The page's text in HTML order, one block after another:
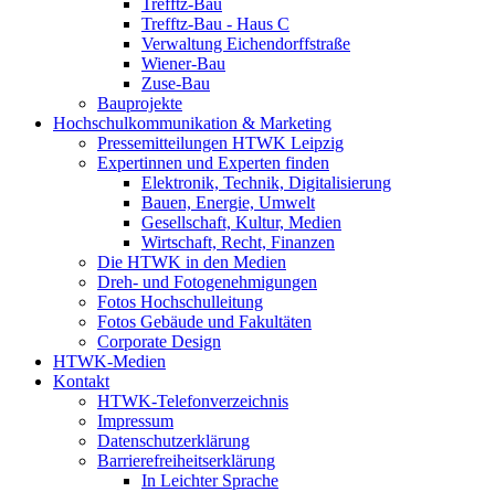
Trefftz-Bau
Trefftz-Bau - Haus C
Verwaltung Eichendorffstraße
Wiener-Bau
Zuse-Bau
Bauprojekte
Hochschulkommunikation & Marketing
Pressemitteilungen HTWK Leipzig
Expertinnen und Experten finden
Elektronik, Technik, Digitalisierung
Bauen, Energie, Umwelt
Gesellschaft, Kultur, Medien
Wirtschaft, Recht, Finanzen
Die HTWK in den Medien
Dreh- und Fotogenehmigungen
Fotos Hochschulleitung
Fotos Gebäude und Fakultäten
Corporate Design
HTWK-Medien
Kontakt
HTWK-Telefonverzeichnis
Impressum
Datenschutzerklärung
Barrierefreiheitserklärung
In Leichter Sprache